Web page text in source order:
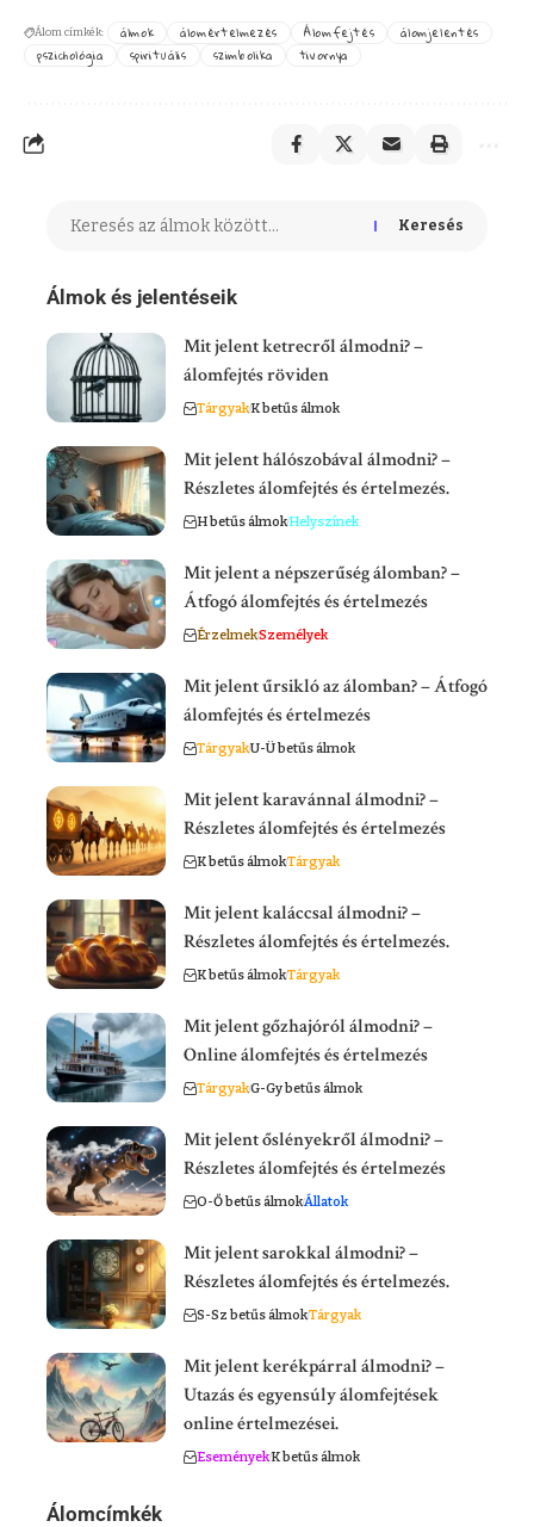
Álom címkék: álmok álomértelmezés Álomfejtés
álomjelentés
pszichológia
spirituális szimbolika tivornya
Keresés
Álmok és jelentéseik
Mit jelent ketrecről álmodni? –
álomfejtés röviden
TárgyakK betűs álmok
Mit jelent hálószobával álmodni? –
Részletes álomfejtés és értelmezés.
H betűs álmokHelyszínek
Mit jelent a népszerűség álomban? –
Átfogó álomfejtés és értelmezés
ÉrzelmekSzemélyek
Mit jelent űrsikló az álomban? – Átfogó
álomfejtés és értelmezés
TárgyakU-Ü betűs álmok
Mit jelent karavánnal álmodni? –
Részletes álomfejtés és értelmezés
K betűs álmokTárgyak
Mit jelent kaláccsal álmodni? –
Részletes álomfejtés és értelmezés.
K betűs álmokTárgyak
Mit jelent gőzhajóról álmodni? –
Online álomfejtés és értelmezés
TárgyakG-Gy betűs álmok
Mit jelent őslényekről álmodni? –
Részletes álomfejtés és értelmezés
O-Ő betűs álmokÁllatok
Mit jelent sarokkal álmodni? –
Részletes álomfejtés és értelmezés.
S-Sz betűs álmokTárgyak
Mit jelent kerékpárral álmodni? –
Utazás és egyensúly álomfejtések
online értelmezései.
EseményekK betűs álmok
Álomcímkék